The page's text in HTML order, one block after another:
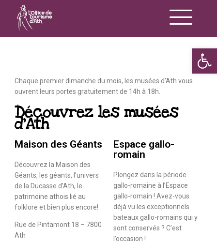
Chaque premier dimanche du mois, les musées d’Ath vous
ouvrent leurs portes gratuitement de 14h à 18h.
Découvrez les musées
d’Ath
Maison des Géants
Découvrez la Maison des
Géants, les géants, l’univers
de la Ducasse d’Ath, le
patrimoine athois lié au
folklore et bien plus encore!
Rue de Pintamont 18 – 7800
Ath
Espace gallo-
romain
Plongez dans la période
gallo-romaine à l’Espace
gallo-romain ! Avez-vous
déjà vu les exceptionnels
bateaux gallo-romains qui y
sont conservés ? C’est
l’occasion !